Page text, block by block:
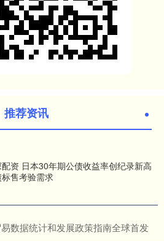
推荐资讯
资 日本30年期公债收益率创纪录新高
标售考验需求
数据统计和发展政策指南全球首发